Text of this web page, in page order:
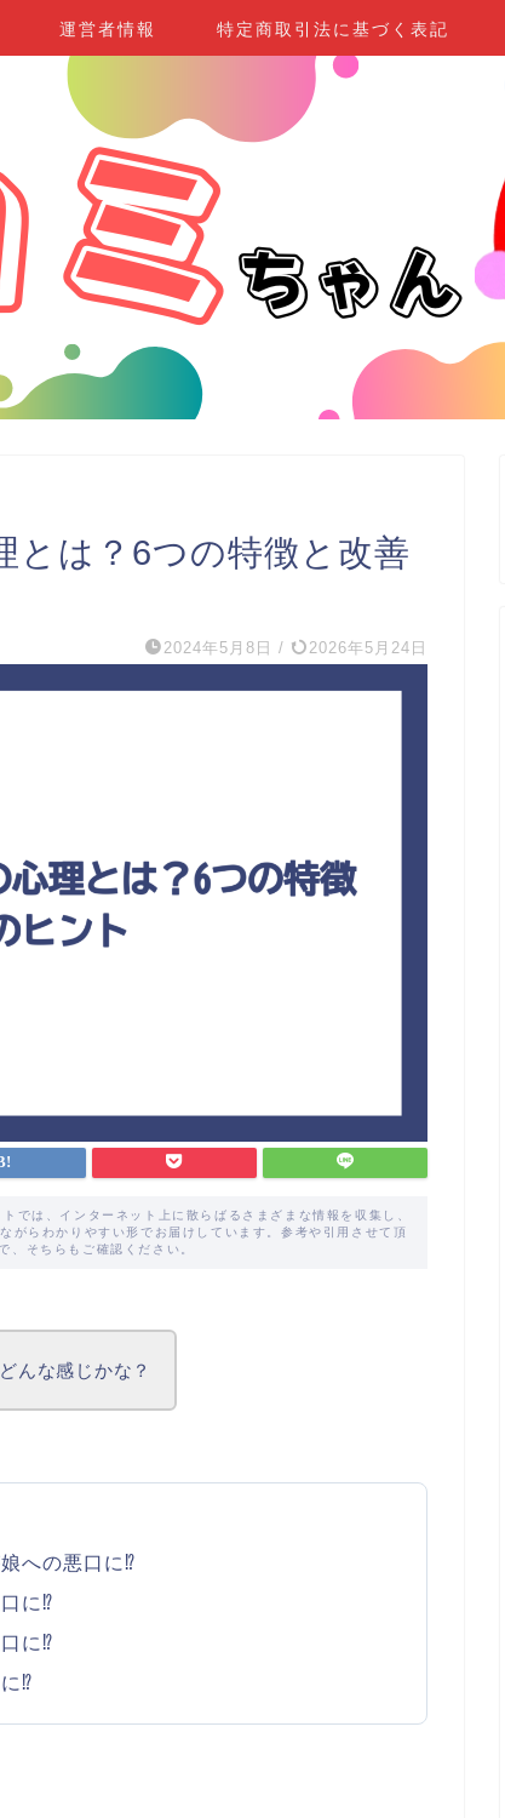
運営者情報 特定商取引法に基づく表記
とは？6つの特徴と改善
2024年5月8日 / 2026年5月24日
では、インターネット上に散らばるさまざまな情報を収集し、
がらわかりやすい形でお届けしています。参考や引用させて頂
、そちらもご確認ください。
んな感じかな？
への悪口に⁉
に⁉
に⁉
⁉